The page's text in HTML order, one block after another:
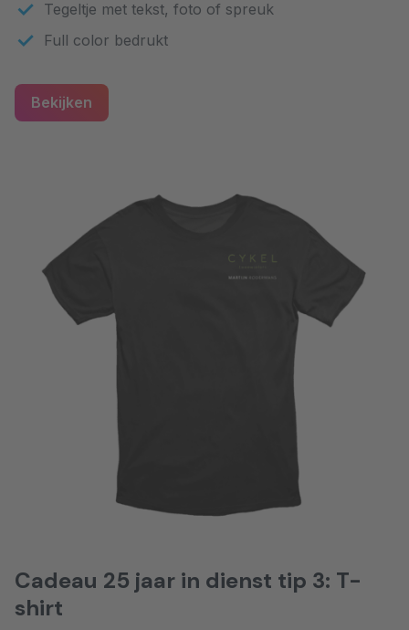
Tegeltje met tekst, foto of spreuk
Full color bedrukt
Bekijken
Cadeau 25 jaar in dienst tip 3: T-
shirt